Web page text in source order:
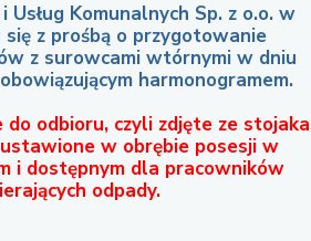
Usług Komunalnych Sp. z o.o. w
z prośbą o przygotowanie
z surowcami wtórnymi w dniu
harmonogramem.
odbioru, czyli zdjęte ze stojaka
w obrębie posesji w
i dostępnym dla pracowników
odpady.